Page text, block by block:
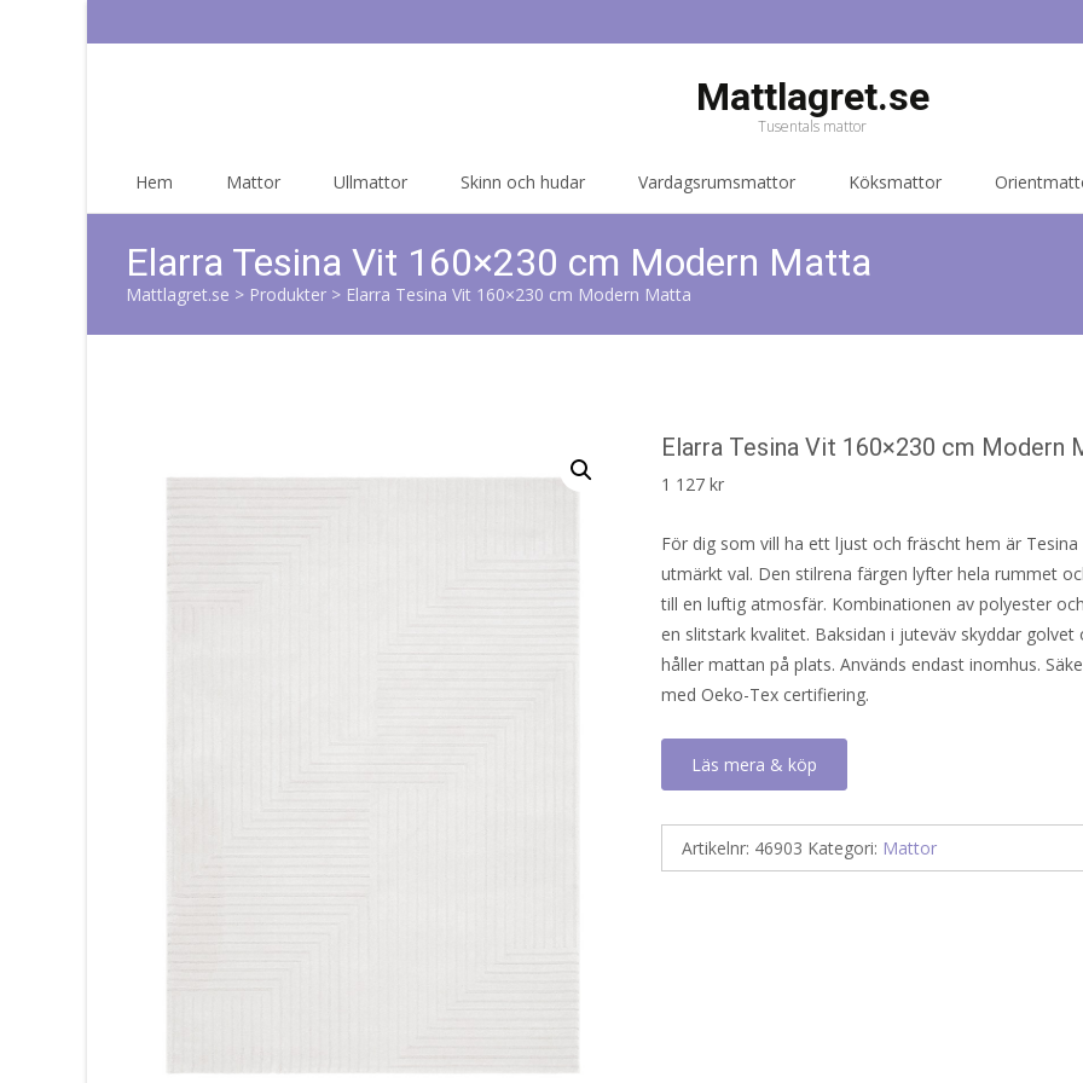
Mattlagret.se
Tusentals mattor
Hem Mattor Ullmattor Skinn och hudar Vardagsrumsmattor Köksmattor
Elarra Tesina Vit 160×230 cm Modern Matta
Mattlagret.se > Produkter > Elarra Tesina Vit 160×230 cm Modern Matta
Elarra Tesina Vit 160×230 cm Modern
1 127kr
För dig som vill ha ett ljust och fräscht hem är
utmärkt val. Den stilrena färgen lyfter hela rummet
till en luftig atmosfär. Kombinationen av polyester
en slitstark kvalitet. Baksidan i juteväv skyddar golvet
håller mattan på plats. Används endast inomhus.
med Oeko-Tex certifiering.
Läs mera & köp
Artikelnr: 46903 Kategori: Mattor